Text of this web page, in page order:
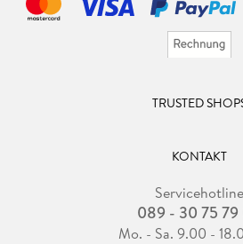
TRUSTED
KONTAKT
Servicehotline
089 - 30 75
Mo. - Sa. 9.00 -